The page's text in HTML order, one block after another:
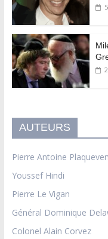
AUTEURS
Pierre Antoine
Youssef Hindi
Pierre Le Vigan
Général Dominique
Colonel Alain Corvez